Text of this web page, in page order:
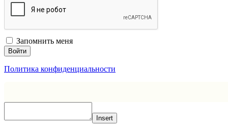
Запомнить меня
Войти
Политика конфиденциальности
Insert